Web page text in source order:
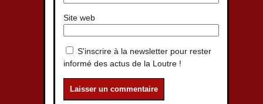
Site web
S'inscrire à la newsletter pour rester
informé des actus de la Loutre !